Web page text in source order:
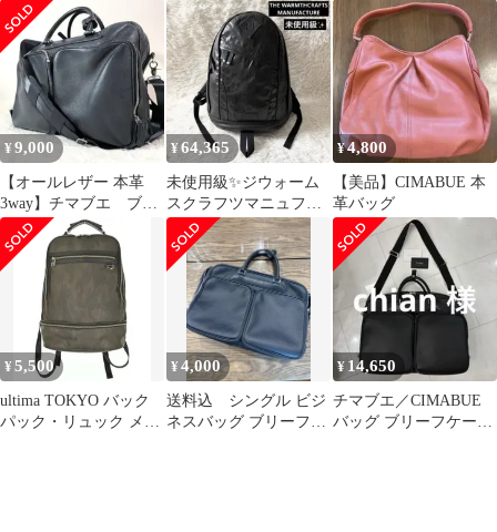
ビジネスバッグ ブラッ
ク
ジネスリュック A4 PC
オールレザーリュック
美品
¥9,000
【オールレザー 本革
3way】チマブエ ブリ
ーフケース シボ 大
容量 リュック
¥64,365
未使用級✨ジウォーム
スクラフツマニュファ
クチャー レザー リ
ュック 馬革 黒
¥4,800
【美品】CIMABUE 本
革バッグ
¥5,500
ultima TOKYO バック
パック・リュック メン
¥4,000
送料込 シングル ビジ
ネスバッグ ブリーフケ
¥ 14,650
チマブエ／CIMABUE
バッグ ブリーフケース